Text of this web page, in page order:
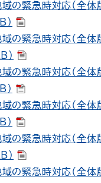
の緊急時対応（全体
の緊急時対応（全体
）
の緊急時対応（全体
の緊急時対応（全体
の緊急時対応（全体
）
の緊急時対応（全体